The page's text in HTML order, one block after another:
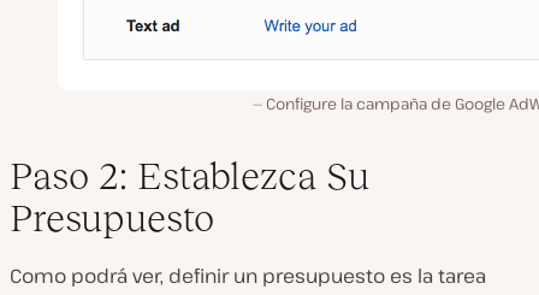
Configure la campaña de Google
Paso 2: Establezca Su
Presupuesto
Como podrá ver, definir un presupuesto es la tarea